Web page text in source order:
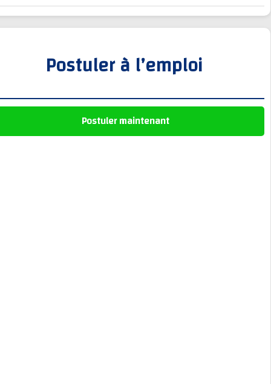
Postuler à l’emploi
Postuler maintenant